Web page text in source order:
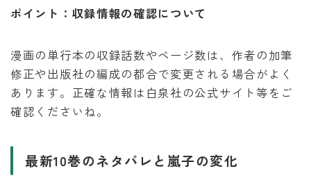
ポイント：収録情報の確認について
漫画の単行本の収録話数やページ数は、作者の加筆
修正や出版社の編成の都合で変更される場合がよく
あります。正確な情報は白泉社の公式サイト等をご
確認くださいね。
最新10巻のネタバレと嵐子の変化